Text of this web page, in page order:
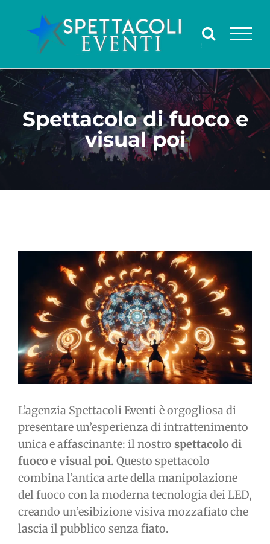
contenuto
Spettacolo di fuoco e
visual poi
immagine
L’agenzia Spettacoli Eventi è orgogliosa di
presentare un’esperienza di intrattenimento
unica e affascinante: il nostro spettacolo di
fuoco e visual poi. Questo spettacolo
combina l’antica arte della manipolazione
del fuoco con la moderna tecnologia dei LED,
creando un’esibizione visiva mozzafiato che
lascia il pubblico senza fiato.